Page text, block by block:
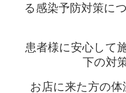
る感染予防対策に
患者様に安心して
下の対
お店に来た方の